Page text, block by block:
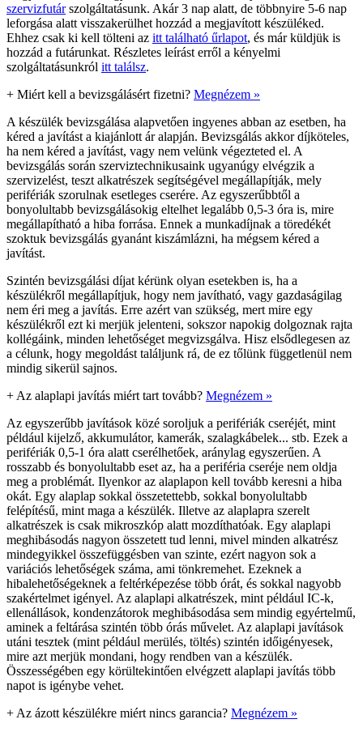
szervizfutárszolgáltatásunk. Akár 3 nap alatt, de többnyire 5-6 nap
leforgása alatt visszakerülhet hozzád a megjavított készüléked.
Ehhez csak ki kell tölteni az itt található űrlapot, és már küldjük is
hozzád a futárunkat. Részletes leírást erről a kényelmi
szolgáltatásunkról itt találsz.
+ Miért kell a bevizsgálásért fizetni? Megnézem »
A készülék bevizsgálása alapvetően ingyenes abban az esetben, ha
kéred a javítást a kiajánlott ár alapján. Bevizsgálás akkor díjköteles,
ha nem kéred a javítást, vagy nem velünk végezteted el. A
bevizsgálás során szerviztechnikusaink ugyanúgy elvégzik a
szervizelést, teszt alkatrészek segítségével megállapítják, mely
perifériák szorulnak esetleges cserére. Az egyszerűbbtől a
bonyolultabb bevizsgálásokig eltelhet legalább 0,5-3 óra is, mire
megállapítható a hiba forrása. Ennek a munkadíjnak a töredékét
szoktuk bevizsgálás gyanánt kiszámlázni, ha mégsem kéred a
javítást.
Szintén bevizsgálási díjat kérünk olyan esetekben is, ha a
készülékről megállapítjuk, hogy nem javítható, vagy gazdaságilag
nem éri meg a javítás. Erre azért van szükség, mert mire egy
készülékről ezt ki merjük jelenteni, sokszor napokig dolgoznak rajta
kollégáink, minden lehetőséget megvizsgálva. Hisz elsődlegesen az
a célunk, hogy megoldást találjunk rá, de ez tőlünk függetlenül nem
mindig sikerül sajnos.
+ Az alaplapi javítás miért tart tovább? Megnézem »
Az egyszerűbb javítások közé soroljuk a perifériák cseréjét, mint
például kijelző, akkumulátor, kamerák, szalagkábelek... stb. Ezek a
perifériák 0,5-1 óra alatt cserélhetőek, aránylag egyszerűen. A
rosszabb és bonyolultabb eset az, ha a periféria cseréje nem oldja
meg a problémát. Ilyenkor az alaplapon kell tovább keresni a hiba
okát. Egy alaplap sokkal összetettebb, sokkal bonyolultabb
felépítésű, mint maga a készülék. Illetve az alaplapra szerelt
alkatrészek is csak mikroszkóp alatt mozdíthatóak. Egy alaplapi
meghibásodás nagyon összetett tud lenni, mivel minden alkatrész
mindegyikkel összefüggésben van szinte, ezért nagyon sok a
variációs lehetőségek száma, ami tönkremehet. Ezeknek a
hibalehetőségeknek a feltérképezése több órát, és sokkal nagyobb
szakértelmet igényel. Az alaplapi alkatrészek, mint például IC-k,
ellenállások, kondenzátorok meghibásodása sem mindig egyértelmű,
aminek a feltárása szintén több órás művelet. Az alaplapi javítások
utáni tesztek (mint például merülés, töltés) szintén időigényesek,
mire azt merjük mondani, hogy rendben van a készülék.
Összességében egy körültekintően elvégzett alaplapi javítás több
napot is igénybe vehet.
+ Az ázott készülékre miért nincs garancia? Megnézem »